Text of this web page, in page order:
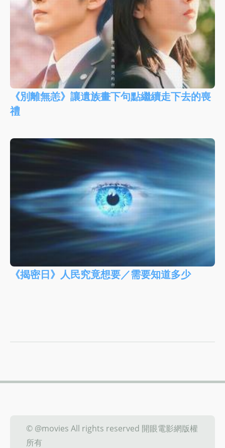
《別離無恙》讓遺族畫下句點繼續走下去的喪
禮
《揭密日》人民究竟想要／需要知道多少
© @movies All rights reserved 開眼電影網版權
所有